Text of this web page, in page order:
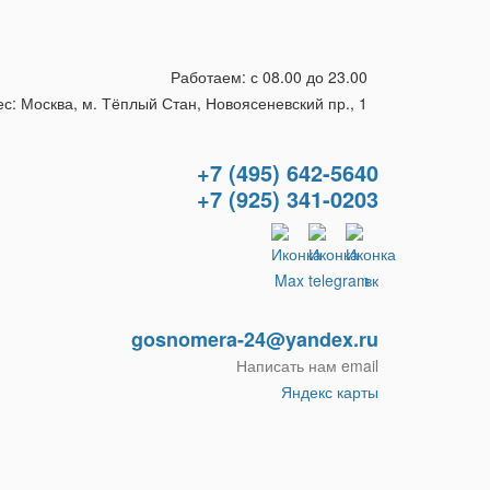
Работаем: с 08.00 до 23.00
Москва, м. Тёплый Стан, Новоясеневский пр., 1
+7 (495) 642-5640
+7 (925) 341-0203
gosnomera-24@yandex.ru
Написать нам email